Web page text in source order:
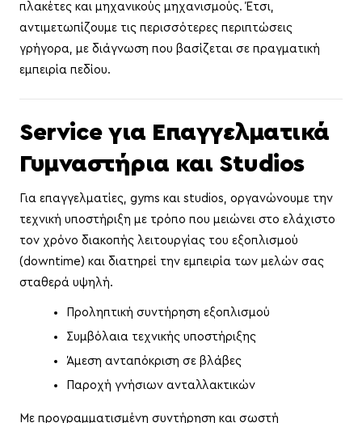
πλακέτες και μηχανικούς μηχανισμούς. Έτσι,
αντιμετωπίζουμε τις περισσότερες περιπτώσεις
γρήγορα, με διάγνωση που βασίζεται σε πραγματική
εμπειρία πεδίου.
Service για Επαγγελματικά
Γυμναστήρια και Studios
Για επαγγελματίες, gyms και studios, οργανώνουμε την
τεχνική υποστήριξη με τρόπο που μειώνει στο ελάχιστο
τον χρόνο διακοπής λειτουργίας του εξοπλισμού
(downtime) και διατηρεί την εμπειρία των μελών σας
σταθερά υψηλή.
Προληπτική συντήρηση εξοπλισμού
Συμβόλαια τεχνικής υποστήριξης
Άμεση ανταπόκριση σε βλάβες
Παροχή γνήσιων ανταλλακτικών
Με προγραμματισμένη συντήρηση και σωστή